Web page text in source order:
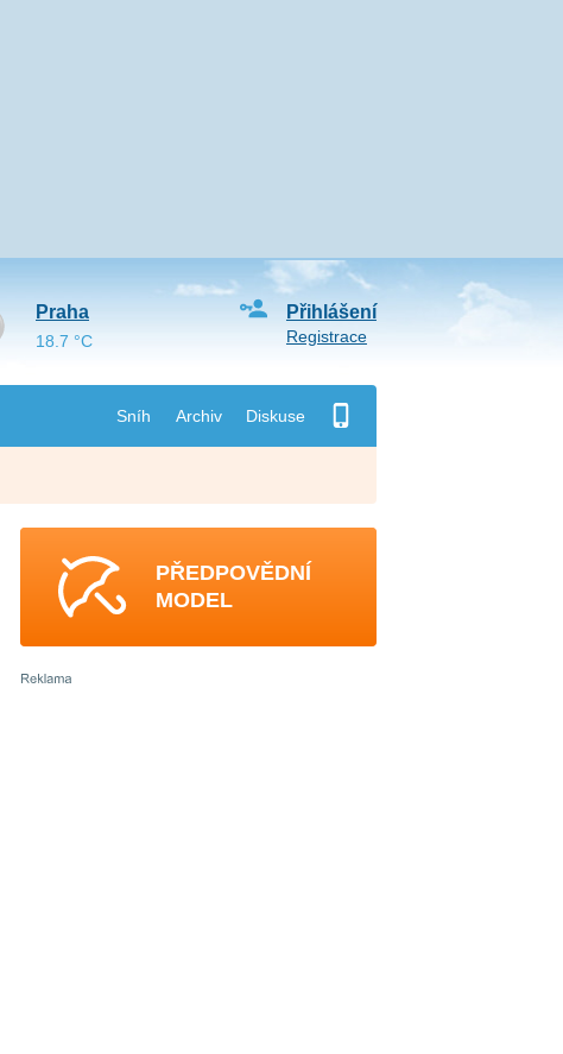
Sníh Archiv Diskuse
Přihlášení
Registrace
Praha
18.7 °C
PŘEDPOVĚDNÍ
MODEL